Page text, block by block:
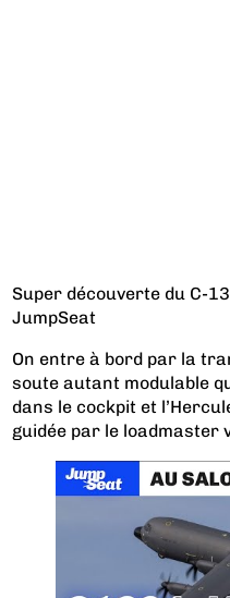
Super découverte du C-
JumpSeat
On entre à bord par la
soute autant modulable
dans le cockpit et
guidée par le loadmaster